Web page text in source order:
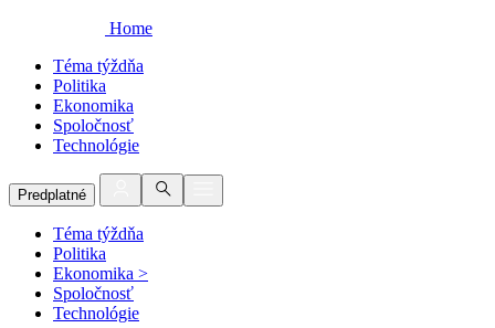
Home
Téma týždňa
Politika
Ekonomika
Spoločnosť
Technológie
Predplatné
Téma týždňa
Politika
Ekonomika >
Spoločnosť
Technológie